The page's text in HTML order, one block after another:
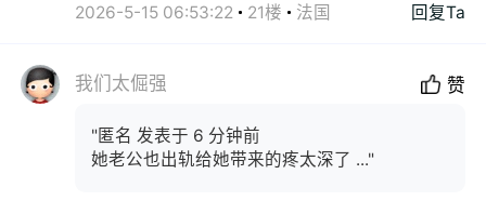
2026-5-15 06:53:22 21楼 法国 回复Ta
我们太倔强 赞
"匿名 发表于 6 分钟前
她老公也出轨给她带来的疼太深了 ..."